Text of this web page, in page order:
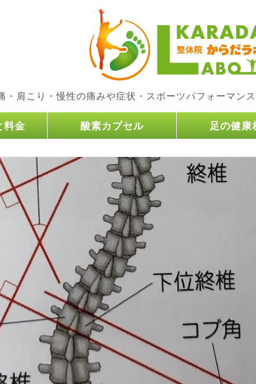
・肩こり・慢性の痛みや症状・スポーツパフォーマン
料金 酸素カプセル 足の健康